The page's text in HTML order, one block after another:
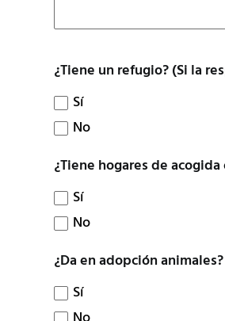
¿Tiene un refugio? (Si la
Sí
No
¿Tiene hogares de
Sí
No
¿Da en adopción animales?
Sí